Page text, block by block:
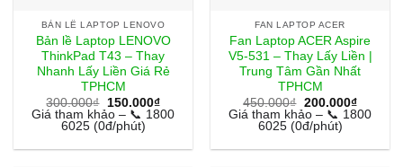
BẢN LỀ LAPTOP LENOVO
Bản lề Laptop LENOVO
ThinkPad T43 – Thay
Nhanh Lấy Liền Giá Rẻ
TPHCM
300.000₫
Giá
gốc
là:
300.000₫.
150.000₫Giá
hiện
150.000₫.
Giá tham khảo – 📞 1800
6025 (0đ/phút)
FAN LAPTOP ACER
Fan Laptop ACER Aspire
V5-531 – Thay Lấy Liền |
Trung Tâm Gần Nhất
TPHCM
450.000₫ Giá
gốc
là:
450.000₫.
200.000₫Giá
hiện
Giá tham khảo – 📞 1800
6025 (0đ/phút)